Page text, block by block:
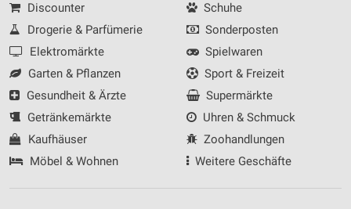
Discounter
Drogerie & Parfümerie
Elektromärkte
Garten & Pflanzen
Gesundheit & Ärzte
Getränkemärkte
Kaufhäuser
Möbel & Wohnen
Schuhe
Sonderposten
Spielwaren
Sport & Freizeit
Supermärkte
Uhren & Schmuck
Zoohandlungen
Weitere Geschäfte